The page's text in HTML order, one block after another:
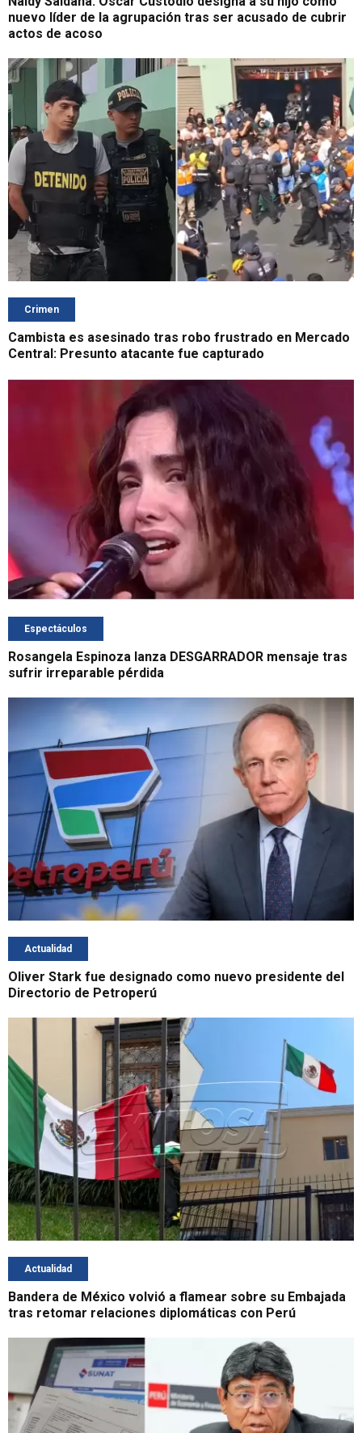
nuevo líder de la agrupación tras ser acusado de cubrir
actos de acoso
Crimen
Cambista es asesinado tras robo frustrado en Mercado
Central: Presunto atacante fue capturado
Espectáculos
Rosangela Espinoza lanza DESGARRADOR mensaje tras
sufrir irreparable pérdida
Actualidad
Oliver Stark fue designado como nuevo presidente del
Directorio de Petroperú
Actualidad
Bandera de México volvió a flamear sobre su Embajada
tras retomar relaciones diplomáticas con Perú